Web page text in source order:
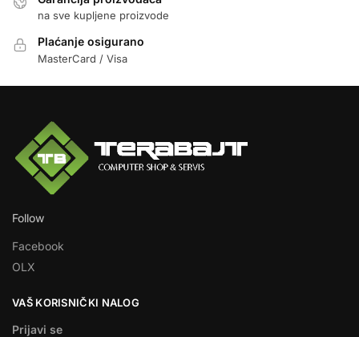
na sve kupljene proizvode
Plaćanje osigurano
MasterCard / Visa
Follow
Facebook
OLX
VAŠ KORISNIČKI NALOG
Prijavi se